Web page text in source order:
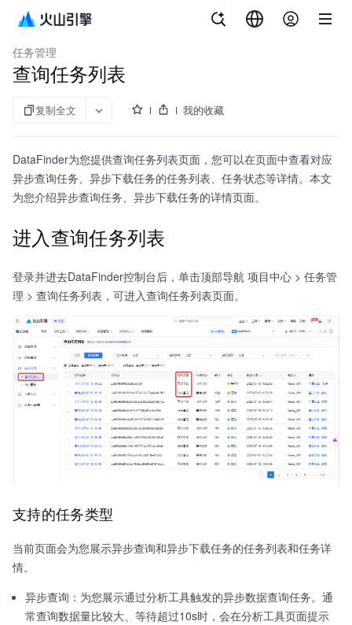
增长分析 DataFinder
任务管理
查询任务列表
复制全文 我的收藏
DataFinder为您提供查询任务列表页面，您可以在页面中查看对应
异步查询任务、异步下载任务的任务列表、任务状态等详情。本文
为您介绍异步查询任务、异步下载任务的详情页面。
进入查询任务列表
登录并进去DataFinder控制台后，单击顶部导航 项目中心 > 任务管
理 > 查询任务列表，可进入查询任务列表页面。
支持的任务类型
当前页面会为您展示异步查询和异步下载任务的任务列表和任务详
情。
异步查询：为您展示通过分析工具触发的异步数据查询任务。通
常查询数据量比较大、等待超过10s时，会在分析工具页面提示